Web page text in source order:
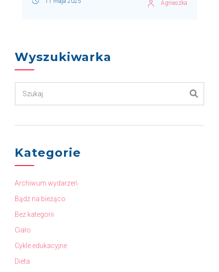
Agnieszka
Wyszukiwarka
Kategorie
Archiwum wydarzeń
Bądź na bieżąco
Bez kategorii
Ciało
Cykle edukacyjne
Dieta